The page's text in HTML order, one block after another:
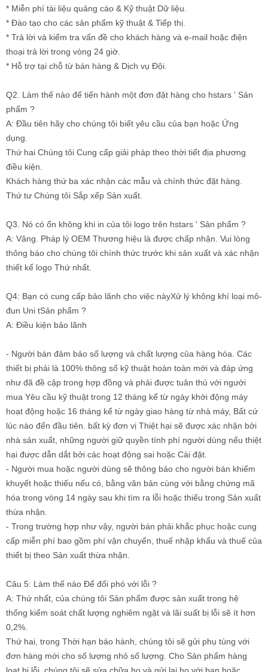
* Miễn phí tài liệu quảng cáo & Kỹ thuật Dữ liệu.
* Đào tạo cho các sản phẩm kỹ thuật & Tiếp thị.
* Trả lời và kiểm tra vấn đề cho khách hàng và e-mail hoặc điện
thoại trả lời trong vòng 24 giờ.
* Hỗ trợ tại chỗ từ bán hàng & Dịch vụ Đội.
Q2. Làm thế nào để tiến hành một đơn đặt hàng cho hstars ' Sản
phẩm ?
A: Đầu tiên hãy cho chúng tôi biết yêu cầu của bạn hoặc Ứng
dụng.
Thứ hai Chúng tôi Cung cấp giải pháp theo thời tiết địa phương
điều kiện.
Khách hàng thứ ba xác nhận các mẫu và chính thức đặt hàng.
Thứ tư Chúng tôi Sắp xếp Sản xuất.
Q3. Nó có ổn không khi in của tôi logo trên hstars ' Sản phẩm ?
A: Vâng. Pháp lý OEM Thương hiệu là được chấp nhận. Vui lòng
thông báo cho chúng tôi chính thức trước khi sản xuất và xác nhận
thiết kế logo Thứ nhất.
Q4: Bạn có cung cấp bảo lãnh cho việc nàyXử lý không khí loại mô-
đun Uni tSản phẩm ?
A: Điều kiện bảo lãnh
- Người bán đảm bảo số lượng và chất lượng của hàng hóa. Các
thiết bị phải là 100% thông số kỹ thuật hoàn toàn mới và đáp ứng
như đã đề cập trong hợp đồng và phải được tuân thủ với người
mua Yêu cầu kỹ thuật trong 12 tháng kể từ ngày khởi động máy
hoạt động hoặc 16 tháng kể từ ngày giao hàng từ nhà máy, Bất cứ
lúc nào đến đầu tiên. bất kỳ đơn vị Thiệt hại sẽ được xác nhận bởi
nhà sản xuất, những người giữ quyền tính phí người dùng nếu thiệt
hại được dẫn dắt bởi các hoạt động sai hoặc Cài đặt.
- Người mua hoặc người dùng sẽ thông báo cho người bán khiếm
khuyết hoặc thiếu nếu có, bằng văn bản cùng với bằng chứng mã
hóa trong vòng 14 ngày sau khi tìm ra lỗi hoặc thiếu trong Sản xuất
thừa nhận.
- Trong trường hợp như vậy, người bán phải khắc phục hoặc cung
cấp miễn phí bao gồm phí vận chuyển, thuế nhập khẩu và thuế của
thiết bị theo Sản xuất thừa nhận.
Câu 5: Làm thế nào Để đối phó với lỗi ?
A: Thứ nhất, của chúng tôi Sản phẩm được sản xuất trong hệ
thống kiểm soát chất lượng nghiêm ngặt và lãi suất bị lỗi sẽ ít hơn
0,2%.
Thứ hai, trong Thời hạn bảo hành, chúng tôi sẽ gửi phụ tùng với
đơn hàng mới cho số lượng nhỏ số lượng. Cho Sản phẩm hàng